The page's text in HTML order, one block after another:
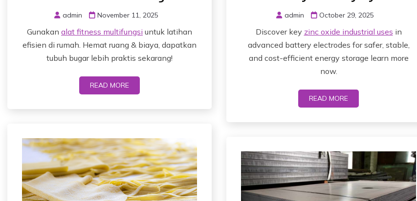
admin November 11, 2025
Gunakan alat fitness multifungsi untuk latihan
efisien di rumah. Hemat ruang & biaya, dapatkan
tubuh bugar lebih praktis sekarang!
READ MORE
admin October 29, 2025
Discover key zinc oxide industrial uses in
advanced battery electrodes for safer, stable,
and cost-efficient energy storage learn more
now.
READ MORE